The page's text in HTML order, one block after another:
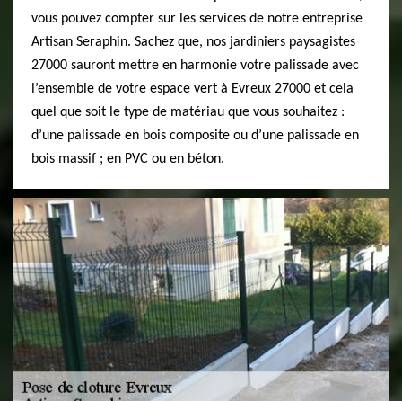
vous pouvez compter sur les services de notre entreprise
Artisan Seraphin. Sachez que, nos jardiniers paysagistes
27000 sauront mettre en harmonie votre palissade avec
l’ensemble de votre espace vert à Evreux 27000 et cela
quel que soit le type de matériau que vous souhaitez :
d’une palissade en bois composite ou d’une palissade en
bois massif ; en PVC ou en béton.